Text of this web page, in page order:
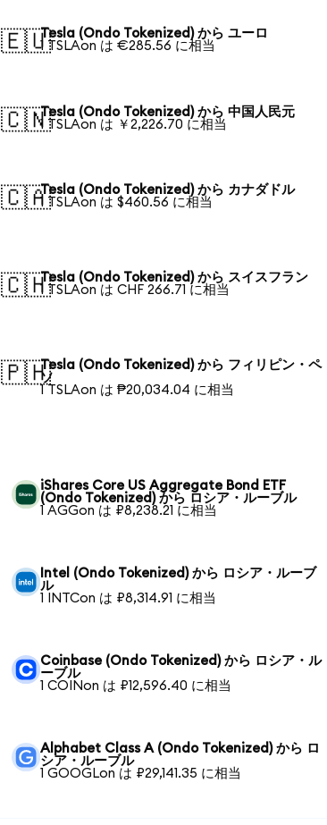
🇪🇺Tesla (Ondo Tokenized) から ユーロ
1 TSLAon は €285.56 に相当
🇨🇳Tesla (Ondo Tokenized) から 中国人民元
1 TSLAon は ￥2,226.70 に相当
🇨🇦Tesla (Ondo Tokenized) から カナダドル
1 TSLAon は $460.56 に相当
🇨🇭Tesla (Ondo Tokenized) から スイスフラン
1 TSLAon は CHF 266.71 に相当
🇵🇭Tesla (Ondo Tokenized) から フィリピン・ペ
ソ
1 TSLAon は ₱20,034.04 に相当
iShares Core US Aggregate Bond ETF
(Ondo Tokenized) から ロシア・ルーブル
1 AGGon は ₽8,238.21 に相当
Intel (Ondo Tokenized) から ロシア・ルーブ
ル
1 INTCon は ₽8,314.91 に相当
Coinbase (Ondo Tokenized) から ロシア・ル
ーブル
1 COINon は ₽12,596.40 に相当
Alphabet Class A (Ondo Tokenized) から ロ
シア・ルーブル
1 GOOGLon は ₽29,141.35 に相当